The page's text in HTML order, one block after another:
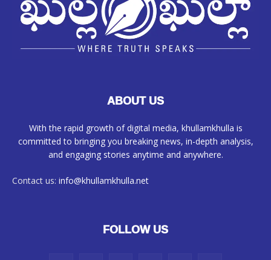
ABOUT US
With the rapid growth of digital media, khullamkhulla is
committed to bringing you breaking news, in-depth analysis,
and engaging stories anytime and anywhere.
Contact us: info@khullamkhulla.net
FOLLOW US